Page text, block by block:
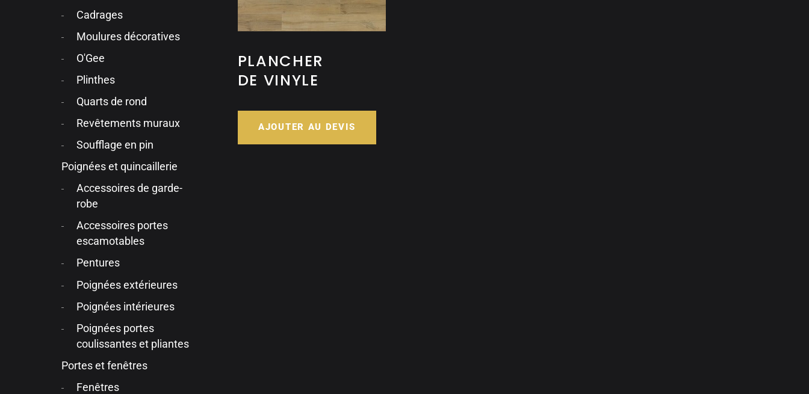
Cadrages
Moulures décoratives
O'Gee
Plinthes
Quarts de rond
Revêtements muraux
Soufflage en pin
Poignées et quincaillerie
Accessoires de garde-
robe
Accessoires portes
escamotables
Pentures
Poignées extérieures
Poignées intérieures
Poignées portes
coulissantes et pliantes
Portes et fenêtres
Fenêtres
PLANCHER
DE VINYLE
AJOUTER AU DEVIS